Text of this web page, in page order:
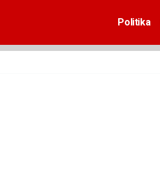
Politika